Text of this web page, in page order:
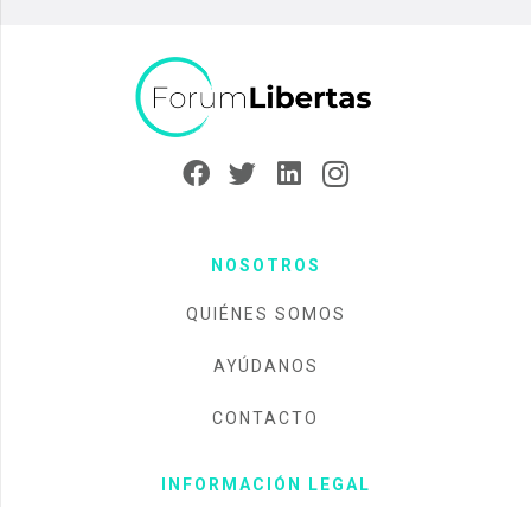
NOSOTROS
QUIÉNES SOMOS
AYÚDANOS
CONTACTO
INFORMACIÓN LEGAL